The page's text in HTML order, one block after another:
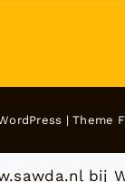
|Theme
bij